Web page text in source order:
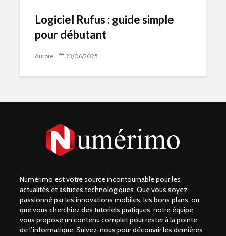
Logiciel Rufus : guide simple
pour débutant
Aurore 23/06/2025
Numérimo est votre source incontournable pour les
actualités et astuces technologiques. Que vous soyez
passionné par les innovations mobiles, les bons plans, ou
que vous cherchiez des tutoriels pratiques, notre équipe
vous propose un contenu complet pour rester à la pointe
de l’informatique. Suivez-nous pour découvrir les dernières